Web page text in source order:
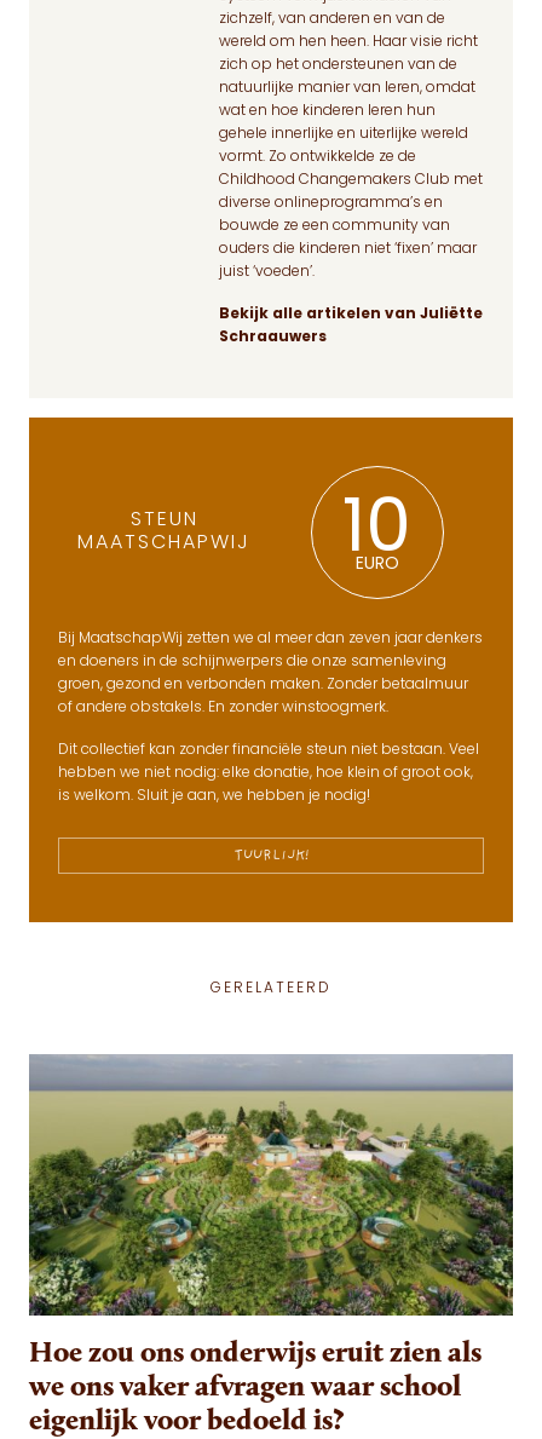
zichzelf, van anderen en van de
wereld om hen heen. Haar visie richt
zich op het ondersteunen van de
natuurlijke manier van leren, omdat
wat en hoe kinderen leren hun
gehele innerlijke en uiterlijke wereld
vormt. Zo ontwikkelde ze de
Childhood Changemakers Club met
diverse onlineprogramma’s en
bouwde ze een community van
ouders die kinderen niet ‘fixen’ maar
juist ‘voeden’.
Bekijk alle artikelen van Juliëtte
Schraauwers
STEUN
MAATSCHAPWIJ
10
EURO
Bij MaatschapWij zetten we al meer dan zeven jaar denkers
en doeners in de schijnwerpers die onze samenleving
groen, gezond en verbonden maken. Zonder betaalmuur
of andere obstakels. En zonder winstoogmerk.
Dit collectief kan zonder financiële steun niet bestaan. Veel
hebben we niet nodig: elke donatie, hoe klein of groot ook,
is welkom. Sluit je aan, we hebben je nodig!
TUURLIJK!
GERELATEERD
Hoe zou ons onderwijs eruit zien als
we ons vaker afvragen waar school
eigenlijk voor bedoeld is?